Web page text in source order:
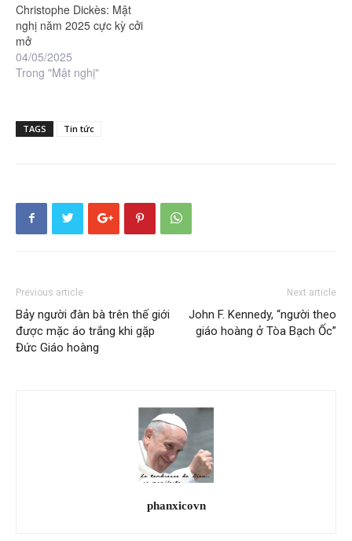
Christophe Dickès: Mật
nghị năm 2025 cực kỳ cởi
mở
04/05/2025
Trong "Mật nghị"
TAGS Tin tức
Previous article
Bảy người đàn bà trên thế giới
được mặc áo trắng khi gặp
Đức Giáo hoàng
Next article
John F. Kennedy, “người theo
giáo hoàng ở Tòa Bạch Ốc”
phanxicovn